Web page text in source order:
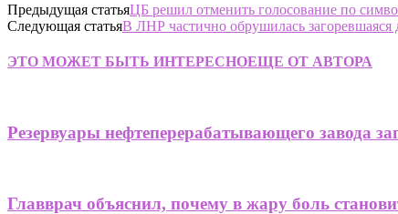
Предыдущая статьяЦБ решил отменить голосование по
Следующая статьяВ ЛНР частично обрушилась загоревшаяся
ЭТО МОЖЕТ БЫТЬ ИНТЕРЕСНОЕЩЕ ОТ АВТОРА
Резервуары нефтеперерабатывающего завода
Главврач объяснил, почему в жару боль